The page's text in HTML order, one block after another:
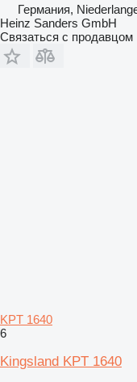
Германия,
Heinz Sanders GmbH
Связаться с продавцом
KPT 1640
6
Kingsland KPT 1640